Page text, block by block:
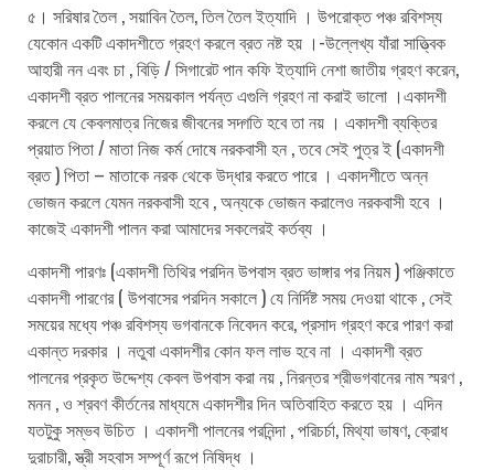
৫। সরিষার তৈল , সয়াবিন তৈল, তিল তৈল ইত্যাদি । উপরোক্ত পঞ্চ রবিশস্য
যেকোন একটি একাদশীতে গ্রহণ করলে ব্রত নষ্ট হয় ।-উল্লেখ্য যাঁরা সাত্ত্বিক
আহারী নন এবং চা , বিড়ি / সিগারেট পান কফি ইত্যাদি নেশা জাতীয় গ্রহণ করেন,
একাদশী ব্রত পালনের সময়কাল পর্যন্ত এগুলি গ্রহণ না করাই ভালো ।একাদশী
করলে যে কেবলমাত্র নিজের জীবনের সদ্গতি হবে তা নয় । একাদশী ব্যক্তির
প্রয়াত পিতা / মাতা নিজ কর্ম দোষে নরকবাসী হন , তবে সেই পুত্র ই (একাদশী
ব্রত ) পিতা – মাতাকে নরক থেকে উদ্ধার করতে পারে । একাদশীতে অন্ন
ভোজন করলে যেমন নরকবাসী হবে , অন্যকে ভোজন করালেও নরকবাসী হবে ।
কাজেই একাদশী পালন করা আমাদের সকলেরই কর্তব্য ।
একাদশী পারণঃ (একাদশী তিথির পরদিন উপবাস ব্রত ভাঙ্গার পর নিয়ম ) পঞ্জিকাতে
একাদশী পারণের ( উপবাসের পরদিন সকালে ) যে নির্দিষ্ট সময় দেওয়া থাকে , সেই
সময়ের মধ্যে পঞ্চ রবিশস্য ভগবানকে নিবেদন করে, প্রসাদ গ্রহণ করে পারণ করা
একান্ত দরকার । নতুবা একাদশীর কোন ফল লাভ হবে না । একাদশী ব্রত
পালনের প্রকৃত উদ্দেশ্য কেবল উপবাস করা নয় , নিরন্তর শ্রীভগবানের নাম স্মরণ ,
মনন , ও শ্রবণ কীর্তনের মাধ্যমে একাদশীর দিন অতিবাহিত করতে হয় । এদিন
যতটুকু সম্ভব উচিত । একাদশী পালনের পরনিন্দা , পরিচর্চা, মিথ্যা ভাষণ, ক্রোধ
দুরাচারী, স্ত্রী সহবাস সম্পূর্ণ রূপে নিষিদ্ধ ।